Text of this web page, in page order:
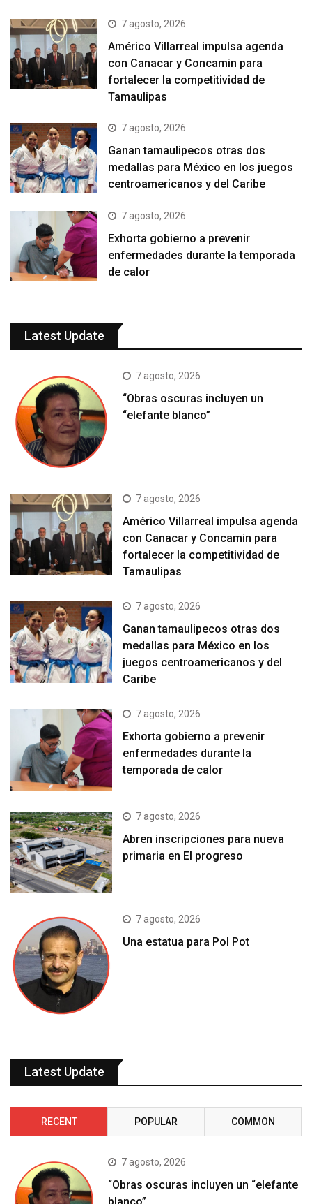
7 agosto, 2026
Américo Villarreal impulsa agenda
con Canacar y Concamin para
fortalecer la competitividad de
Tamaulipas
7 agosto, 2026
Ganan tamaulipecos otras dos
medallas para México en los juegos
centroamericanos y del Caribe
7 agosto, 2026
Exhorta gobierno a prevenir
enfermedades durante la temporada
de calor
Latest Update
7 agosto, 2026
“Obras oscuras incluyen un
“elefante blanco”
7 agosto, 2026
Américo Villarreal impulsa agenda
con Canacar y Concamin para
fortalecer la competitividad de
Tamaulipas
7 agosto, 2026
Ganan tamaulipecos otras dos
medallas para México en los
juegos centroamericanos y del
Caribe
7 agosto, 2026
Exhorta gobierno a prevenir
enfermedades durante la
temporada de calor
7 agosto, 2026
Abren inscripciones para nueva
primaria en El progreso
7 agosto, 2026
Una estatua para Pol Pot
Latest Update
RECENT POPULAR COMMON
7 agosto, 2026
“Obras oscuras incluyen un “elefante
blanco”